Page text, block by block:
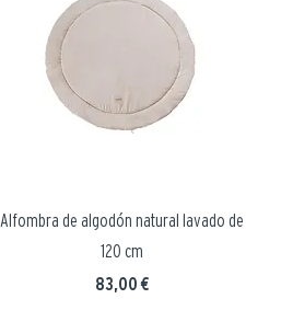
Alfombra de algodón natural lavado de
120 cm
Precio
83,00 €